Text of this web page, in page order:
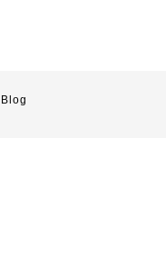
Blog